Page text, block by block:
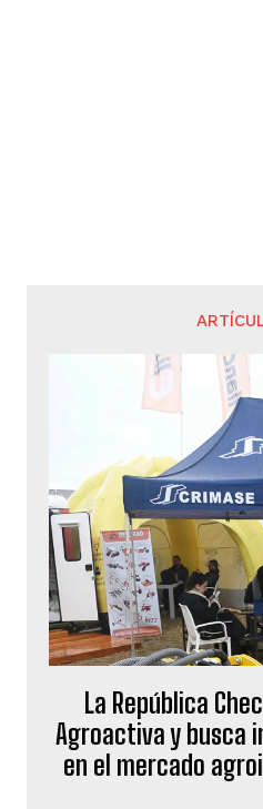
La República
Agroactiva y busca
en el mercado